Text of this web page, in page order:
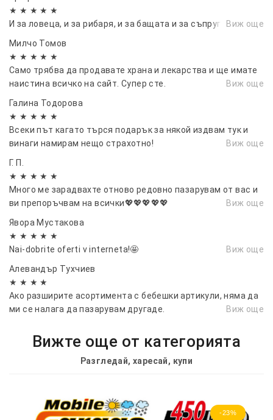
★ ★ ★ ★ ★
И за ловеца, и за рибаря, и за бащата и за съпруга…Виж още
Милчо Томов
★ ★ ★ ★ ★
Само трябва да продавате храна и лекарства и ще имате
наистина всичко на сайт. Супер сте.
Виж още
Галина Тодорова
★ ★ ★ ★ ★
Всеки път кагато търся подарък за някой издвам тук и
винаги намирам нещо страхотно!
Виж още
Г. П.
★ ★ ★ ★ ★
Много ме зарадвахте отново редовно пазарувам от вас и
ви препоръчвам на всички💖💖💖💖💖
Виж още
Явора Мустакова
★ ★ ★ ★ ★
Nai-dobrite oferti v interneta!🤩
Виж още
Алевандър Тухчиев
★ ★ ★ ★
Ако разширите асортимента с бебешки артикули, няма да
ми се налага да пазарувам другаде.
Виж още
Вижте още от категорията
Разгледай, харесай, купи
-23%